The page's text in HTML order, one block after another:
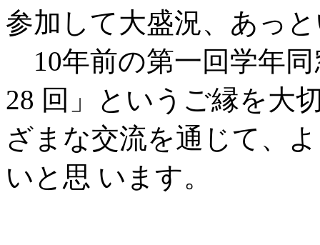
参加して大盛況、あっ
10年前の第一回学年
28 回」というご縁を大
ざまな交流を通じて、
いと思 います。